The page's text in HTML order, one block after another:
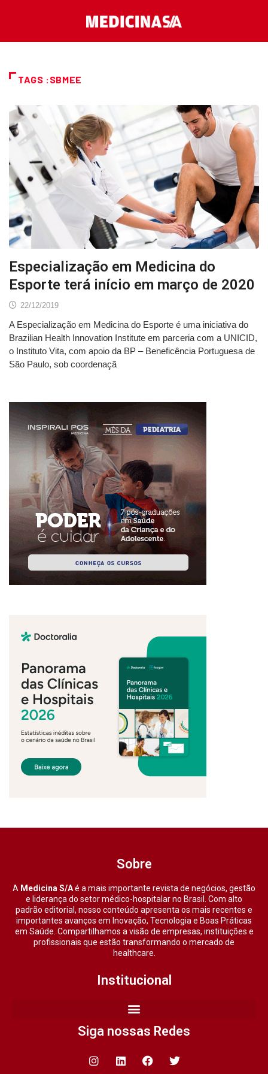
TAGS :SBMEE
Especialização em Medicina do
Esporte terá início em março de 2020
22/12/2019
A Especialização em Medicina do Esporte é uma iniciativa do
Brazilian Health Innovation Institute em parceria com a UNICID,
o Instituto Vita, com apoio da BP – Beneficência Portuguesa de
São Paulo, sob coordenaçã
Sobre
A Medicina S/Aé a mais importante revista de negócios, gestão
e liderança do setor médico-hospitalar no Brasil. Com alto
padrão editorial, nosso conteúdo apresenta os mais recentes e
importantes avanços em Inovação, Tecnologia e Boas Práticas
em Saúde. Compartilhamos a visão de empresas, instituições e
profissionais que estão transformando o mercado de
healthcare.
Institucional
Siga nossas Redes